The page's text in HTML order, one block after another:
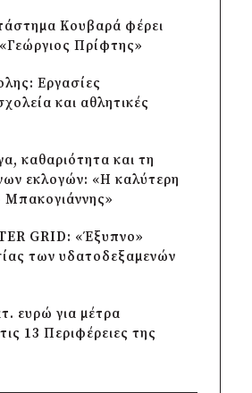
Κουβαρά φέρει
Πρίφτης»
Εργασίες
και αθλητικές
καθαριότητα και τη
εκλογών: «Η καλύτερη
Μπακογιάννης»
GRID: «Έξυπνο»
των υδατοδεξαμενών
ευρώ για μέτρα
13 Περιφέρειες της